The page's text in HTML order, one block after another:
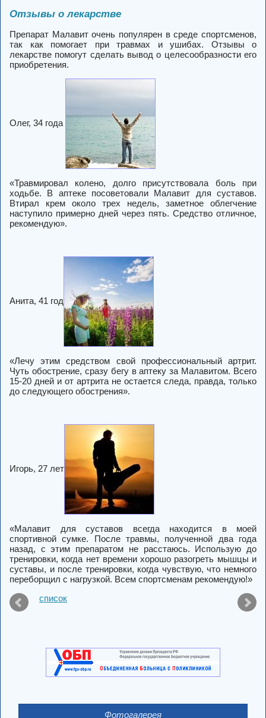
Отзывы о лекарстве
Препарат Малавит очень популярен в среде спортсменов,
так как помогает при травмах и ушибах. Отзывы о
лекарстве помогут сделать вывод о целесообразности его
приобретения.
Олег, 34 года
«Травмировал колено, долго присутствовала боль при
ходьбе. В аптеке посоветовали Малавит для суставов.
Втирал крем около трех недель, заметное облегчение
наступило примерно дней через пять. Средство отличное,
рекомендую».
Анита, 41 год
«Лечу этим средством свой профессиональный артрит.
Чуть обострение, сразу бегу в аптеку за Малавитом. Всего
15-20 дней и от артрита не остается следа, правда, только
до следующего обострения».
Игорь, 27 лет
«Малавит для суставов всегда находится в моей
спортивной сумке. После травмы, полученной два года
назад, с этим препаратом не расстаюсь. Использую до
тренировки, когда нет времени хорошо разогреть мышцы и
суставы, и после тренировки, когда чувствую, что немного
переборщил с нагрузкой. Всем спортсменам рекомендую!»
список
Фотогалерея